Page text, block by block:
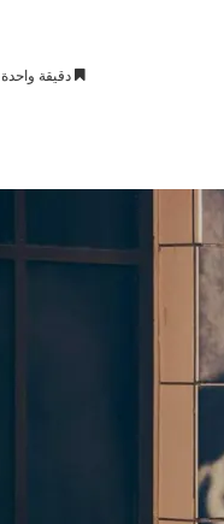
دقيقة واحدة